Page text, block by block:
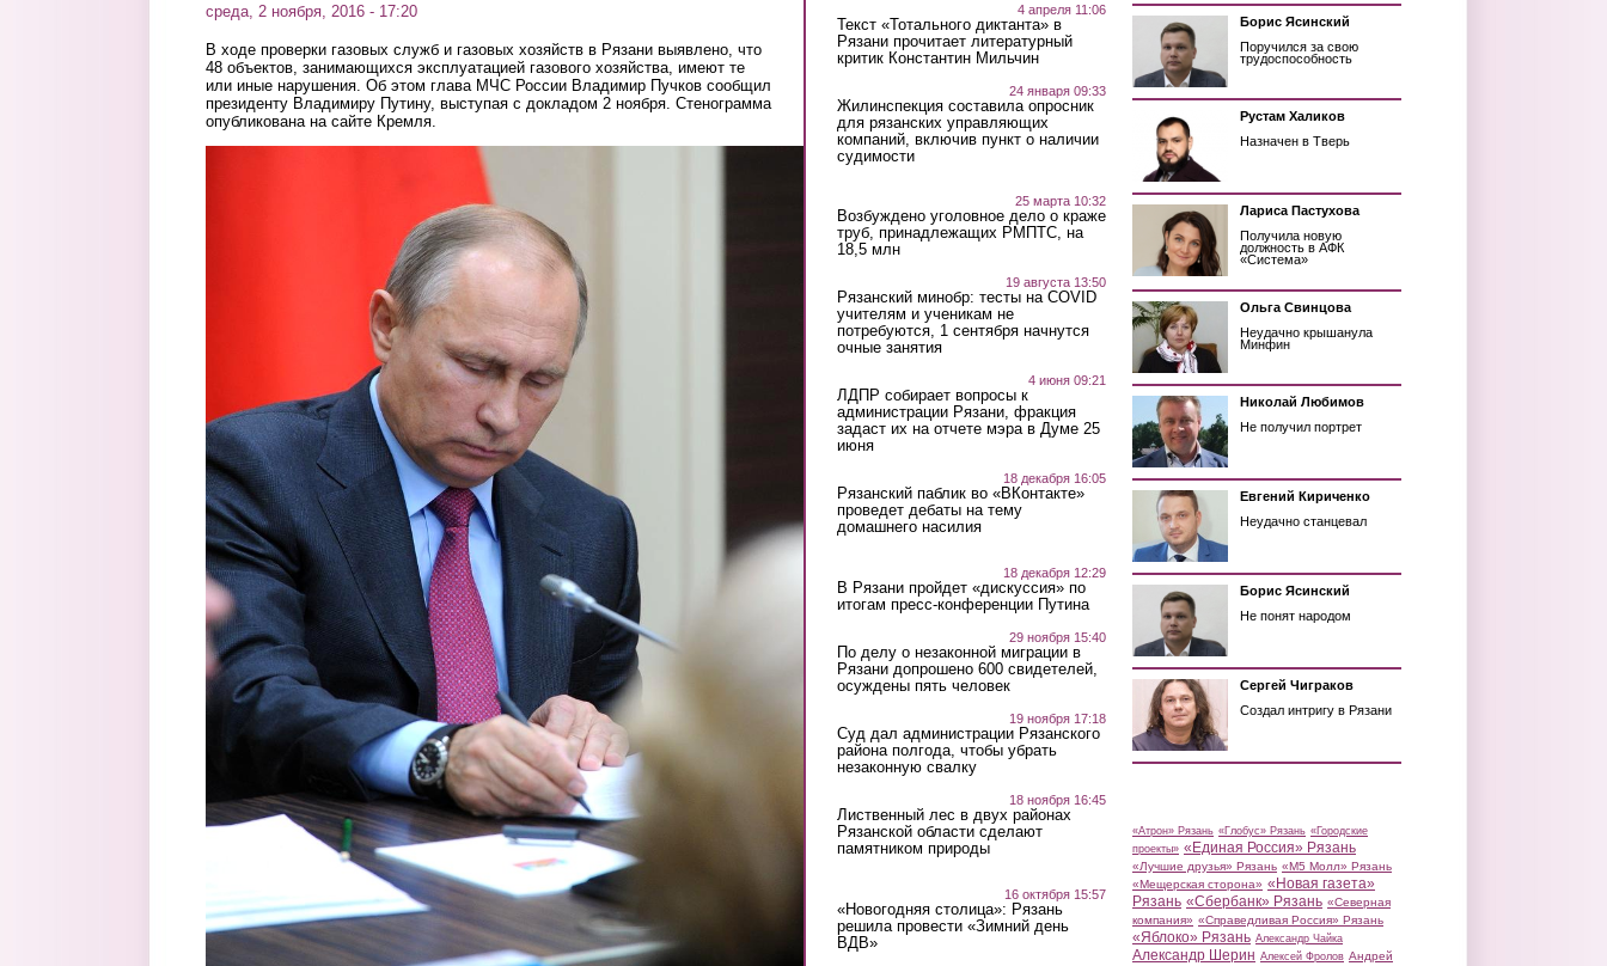
среда, 2 ноября, 2016 - 17:20
В ходе проверки газовых служб и газовых хозяйств в Рязани выявлено, что
48 объектов, занимающихся эксплуатацией газового хозяйства, имеют те
или иные нарушения. Об этом глава МЧС России Владимир Пучков сообщил
президенту Владимиру Путину, выступая с докладом 2 ноября. Стенограмма
опубликована на сайте Кремля.
4 апреля 11:06
Текст «Тотального диктанта» в
Рязани прочитает литературный
критик Константин Мильчин
24 января 09:33
Жилинспекция составила опросник
для рязанских управляющих
компаний, включив пункт о наличии
судимости
25 марта 10:32
Возбуждено уголовное дело о краже
труб, принадлежащих РМПТС, на
18,5 млн
19 августа 13:50
Рязанский минобр: тесты на COVID
учителям и ученикам не
потребуются, 1 сентября начнутся
очные занятия
4 июня 09:21
ЛДПР собирает вопросы к
администрации Рязани, фракция
задаст их на отчете мэра в Думе 25
июня
18 декабря 16:05
Рязанский паблик во «ВКонтакте»
проведет дебаты на тему
домашнего насилия
18 декабря 12:29
В Рязани пройдет «дискуссия» по
итогам пресс-конференции Путина
29 ноября 15:40
По делу о незаконной миграции в
Рязани допрошено 600 свидетелей,
осуждены пять человек
19 ноября 17:18
Суд дал администрации Рязанского
района полгода, чтобы убрать
незаконную свалку
18 ноября 16:45
Лиственный лес в двух районах
Рязанской области сделают
памятником природы
16 октября 15:57
«Новогодняя столица»: Рязань
решила провести «Зимний день
ВДВ»
Борис Ясинский
Поручился за свою
трудоспособность
Рустам Халиков
Назначен в Тверь
Лариса Пастухова
Получила новую
должность в АФК
«Система»
Ольга Свинцова
Неудачно крышанула
Минфин
Николай Любимов
Не получил портрет
Евгений Кириченко
Неудачно станцевал
Борис Ясинский
Не понят народом
Сергей Чиграков
Создал интригу в Рязани
«Атрон» Рязань «Глобус» Рязань «Городские
проекты» «Единая Россия» Рязань
«Лучшие друзья» Рязань «М5 Молл» Рязань
«Мещерская сторона» «Новая газета»
Рязань «Сбербанк» Рязань «Северная
компания» «Справедливая Россия» Рязань
«Яблоко» Рязань Александр Чайка
Александр Шерин Алексей Фролов Андрей